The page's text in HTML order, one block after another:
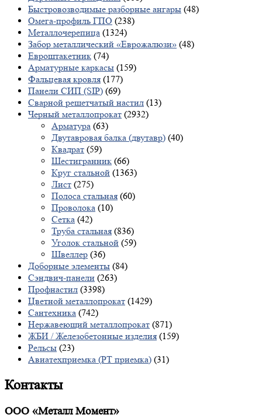
Быстровозводимые разборные ангары (48)
Омега-профиль ГПО (238)
Металлочерепица (1324)
Забор металлический «Еврожалюзи» (48)
Евроштакетник (74)
Арматурные каркасы (159)
Фальцевая кровля (177)
Панели СИП (SIP) (69)
Сварной решетчатый настил (13)
Черный металлопрокат (2932)
Арматура (63)
Двутавровая балка (двутавр) (40)
Квадрат (59)
Шестигранник (66)
Круг стальной (1363)
Лист (275)
Полоса стальная (60)
Проволока (10)
Сетка (42)
Труба стальная (836)
Уголок стальной (59)
Швеллер (36)
Доборные элементы (84)
Сэндвич-панели (263)
Профнастил (3398)
Цветной металлопрокат (1429)
Сантехника (742)
Нержавеющий металлопрокат (871)
ЖБИ / Железобетонные изделия (159)
Рельсы (23)
Авиатехприемка (РТ приемка) (31)
Контакты
ООО «Металл Момент»